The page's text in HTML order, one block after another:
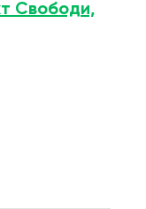
Свободи,